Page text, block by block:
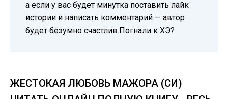
а если у вас будет минутка поставить лайк
истории и написать комментарий — автор
будет безумно счастлив.Погнали к ХЭ?
ЖЕСТОКАЯ ЛЮБОВЬ МАЖОРА (СИ)